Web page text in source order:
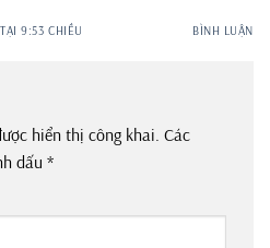
9:53 CHIỀU BÌNH LUẬN
hiển thị công khai. Các
dấu *